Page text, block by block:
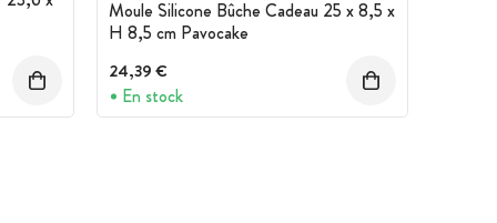
Moule Silicone Bûche Cadeau 25 x 8,5 x
H 8,5 cm Pavocake
24,39 €
En stock